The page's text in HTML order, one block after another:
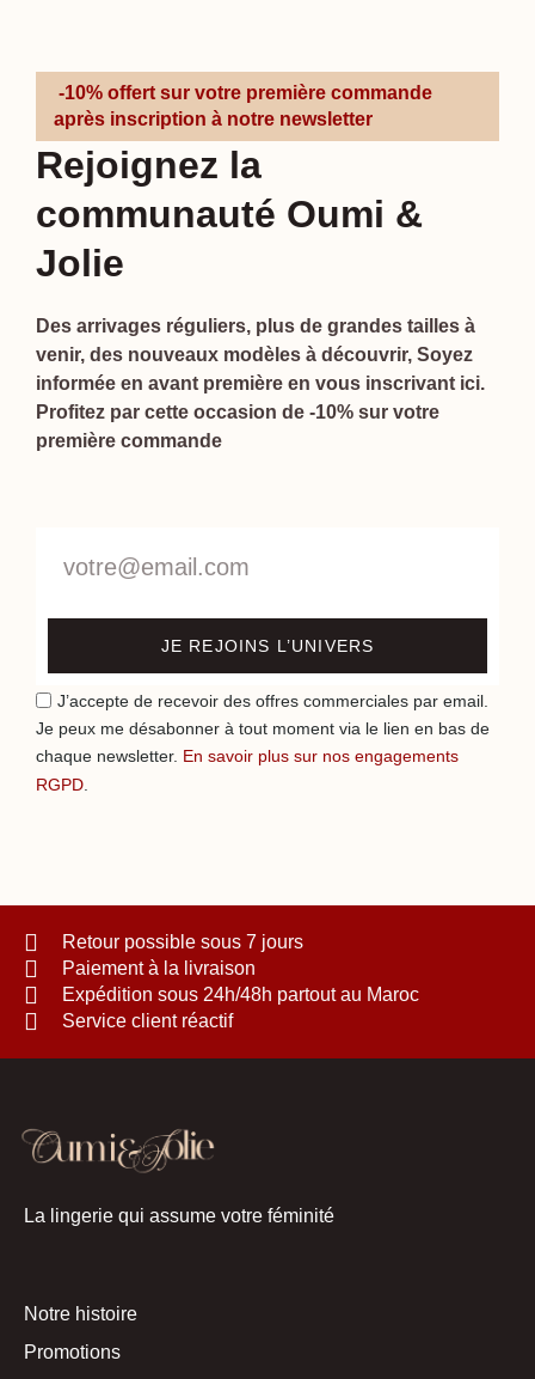
-10% offert sur votre première commande
après inscription à notre newsletter
Rejoignez la
communauté Oumi &
Jolie
Des arrivages réguliers, plus de grandes tailles à
venir, des nouveaux modèles à découvrir, Soyez
informée en avant première en vous inscrivant ici.
Profitez par cette occasion de -10% sur votre
première commande
JE REJOINS L’UNIVERS
J’accepte de recevoir des offres commerciales par email.
Je peux me désabonner à tout moment via le lien en bas de
chaque newsletter. En savoir plus sur nos engagements
RGPD
Retour possible sous 7 jours
Paiement à la livraison
Expédition sous 24h/48h partout au Maroc
Service client réactif
La lingerie qui assume votre féminité
Notre histoire
Promotions